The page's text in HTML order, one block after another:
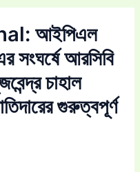
আইপিএল
আরসিবি
চাহাল
গুরুত্বপূর্ণ